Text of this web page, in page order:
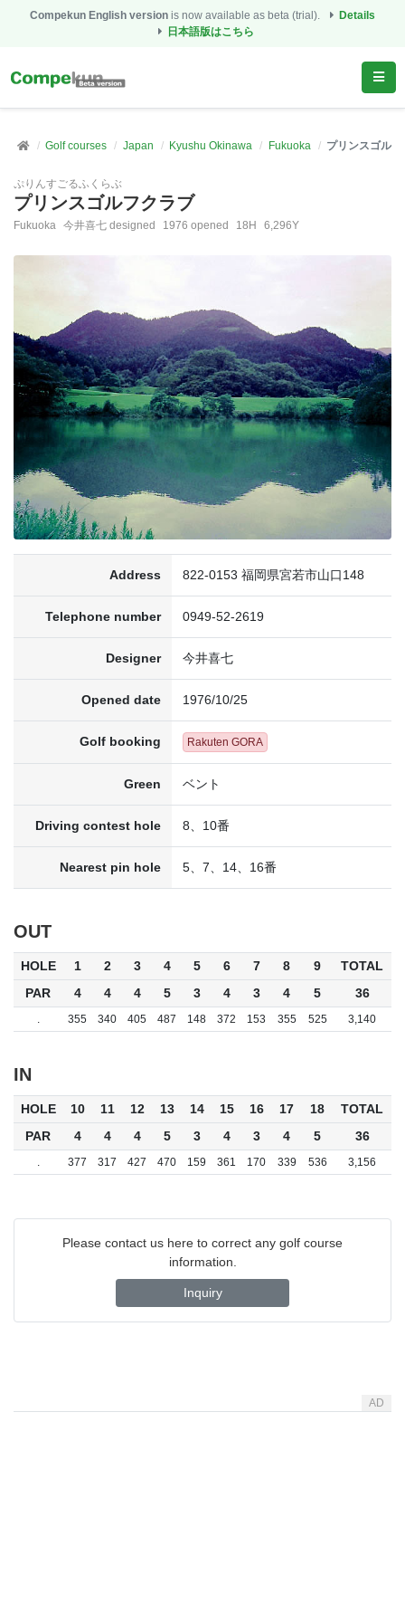
Compekun English version is now available as beta (trial).
Details
日本語版はこちら
Golf courses Japan Kyushu Okinawa Fukuoka プリンスゴルフ
ぷりんすごるふくらぶ
プリンスゴルフクラブ
Fukuoka 今井喜七 designed 1976 opened 18H 6,296Y
Address 822-0153 福岡県宮若市山口148
Telephone number 0949-52-2619
Designer 今井喜七
Opened date 1976/10/25
Golf booking Rakuten GORA
Green ベント
Driving contest hole 8、10番
Nearest pin hole 5、7、14、16番
OUT
HOLE 1 2 3 4 5 6 7 8 9
TOTAL
PAR
4 4 4 5 3 4 3 4 5 36
355 340 405 487 148 372 153 355 525 3,140
IN
HOLE 10 11 12 13 14 15 16 17 18
TOTAL
PAR
4 4 4 5 3 4 3 4 5 36
377 317 427 470 159 361 170 339 536 3,156
Please contact us here to correct any golf course
information.
Inquiry
AD